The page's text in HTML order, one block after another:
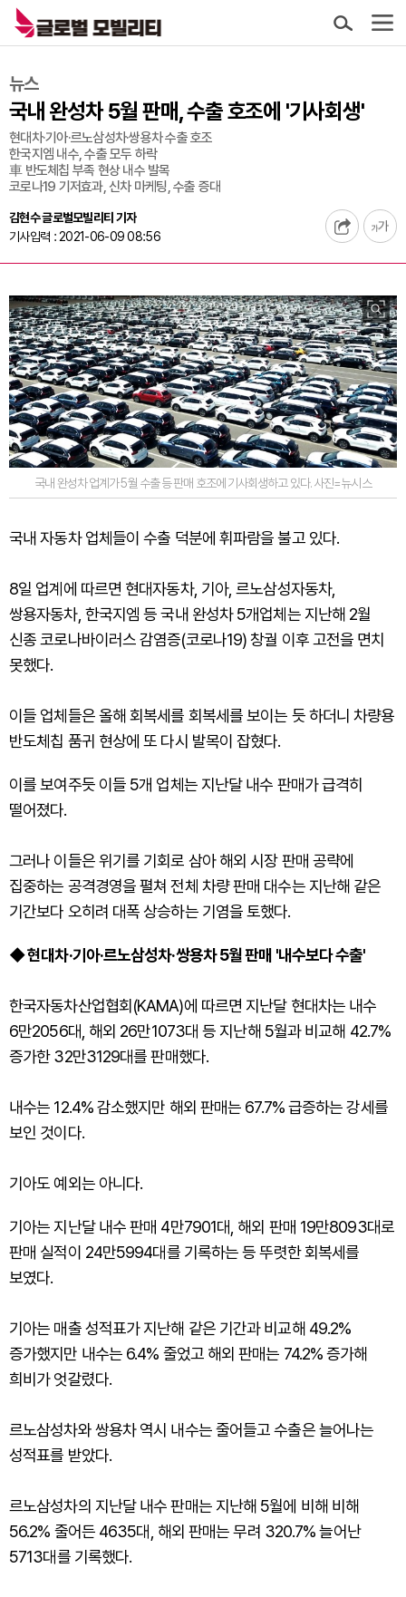
뉴스
국내 완성차 5월 판매, 수출 호조에 '기사회생'
현대차·기아·르노삼성차·쌍용차 수출 호조
한국지엠 내수, 수출 모두 하락
車 반도체칩 부족 현상 내수 발목
코로나19 기저효과, 신차 마케팅, 수출 증대
김현수 글로벌모빌리티 기자
기사입력 : 2021-06-09 08:56
국내 완성차 업계가 5월 수출 등 판매 호조에 기사회생하고 있다. 사진=뉴시스
국내 자동차 업체들이 수출 덕분에 휘파람을 불고 있다.
8일 업계에 따르면 현대자동차, 기아, 르노삼성자동차,
쌍용자동차, 한국지엠 등 국내 완성차 5개업체는 지난해 2월
신종 코로나바이러스 감염증(코로나19) 창궐 이후 고전을 면치
못했다.
이들 업체들은 올해 회복세를 회복세를 보이는 듯 하더니 차량용
반도체칩 품귀 현상에 또 다시 발목이 잡혔다.
이를 보여주듯 이들 5개 업체는 지난달 내수 판매가 급격히
떨어졌다.
그러나 이들은 위기를 기회로 삼아 해외 시장 판매 공략에
집중하는 공격경영을 펼쳐 전체 차량 판매 대수는 지난해 같은
기간보다 오히려 대폭 상승하는 기염을 토했다.
◆ 현대차·기아·르노삼성차·쌍용차 5월 판매 '내수보다 수출'
한국자동차산업협회(KAMA)에 따르면 지난달 현대차는 내수
6만2056대, 해외 26만1073대 등 지난해 5월과 비교해 42.7%
증가한 32만3129대를 판매했다.
내수는 12.4% 감소했지만 해외 판매는 67.7% 급증하는 강세를
보인 것이다.
기아도 예외는 아니다.
기아는 지난달 내수 판매 4만7901대, 해외 판매 19만8093대로
판매 실적이 24만5994대를 기록하는 등 뚜렷한 회복세를
보였다.
기아는 매출 성적표가 지난해 같은 기간과 비교해 49.2%
증가했지만 내수는 6.4% 줄었고 해외 판매는 74.2% 증가해
희비가 엇갈렸다.
르노삼성차와 쌍용차 역시 내수는 줄어들고 수출은 늘어나는
성적표를 받았다.
르노삼성차의 지난달 내수 판매는 지난해 5월에 비해 비해
56.2% 줄어든 4635대, 해외 판매는 무려 320.7% 늘어난
5713대를 기록했다.